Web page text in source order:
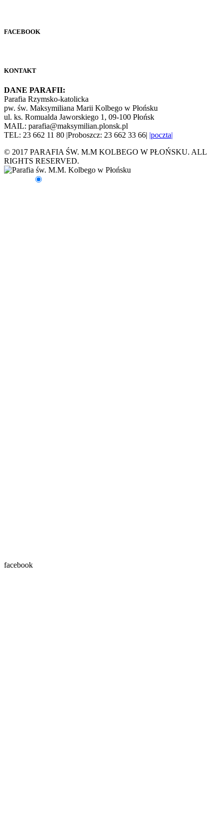
FACEBOOK
KONTAKT
DANE PARAFII:
Parafia Rzymsko-katolicka
pw. św. Maksymiliana Marii Kolbego w Płońsku
ul. ks. Romualda Jaworskiego 1, 09-100 Płońsk
MAIL: parafia@maksymilian.plonsk.pl
TEL: 23 662 11 80 |Proboszcz: 23 662 33 66| |poczta|
© 2017 PARAFIA ŚW. M.M KOLBEGO W PŁOŃSKU. ALL
RIGHTS RESERVED.
facebook